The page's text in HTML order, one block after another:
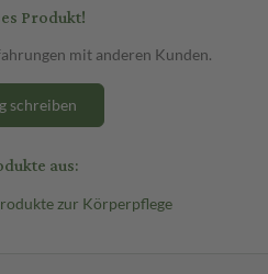
Produkt!
mit anderen Kunden.
schreiben
aus:
zur Körperpflege